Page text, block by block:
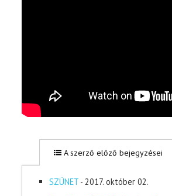
A szerző előző bejegyzései
SZÜNET - 2017. október 02.